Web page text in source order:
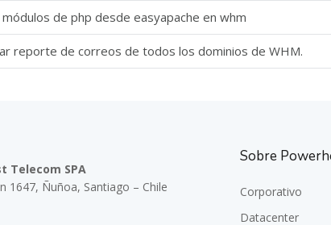
módulos de php desde easyapache en whm
reporte de correos de todos los dominios de WHM.
Telecom SPA
1647, Ñuñoa, Santiago – Chile
Sobre
Corporativo
Datacenter